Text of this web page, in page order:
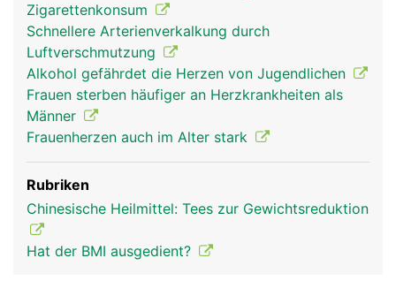
Zigarettenkonsum
Schnellere Arterienverkalkung durch
Luftverschmutzung
Alkohol gefährdet die Herzen von Jugendlichen
Frauen sterben häufiger an Herzkrankheiten als
Männer
Frauenherzen auch im Alter stark
Rubriken
Chinesische Heilmittel: Tees zur Gewichtsreduktion
Hat der BMI ausgedient?